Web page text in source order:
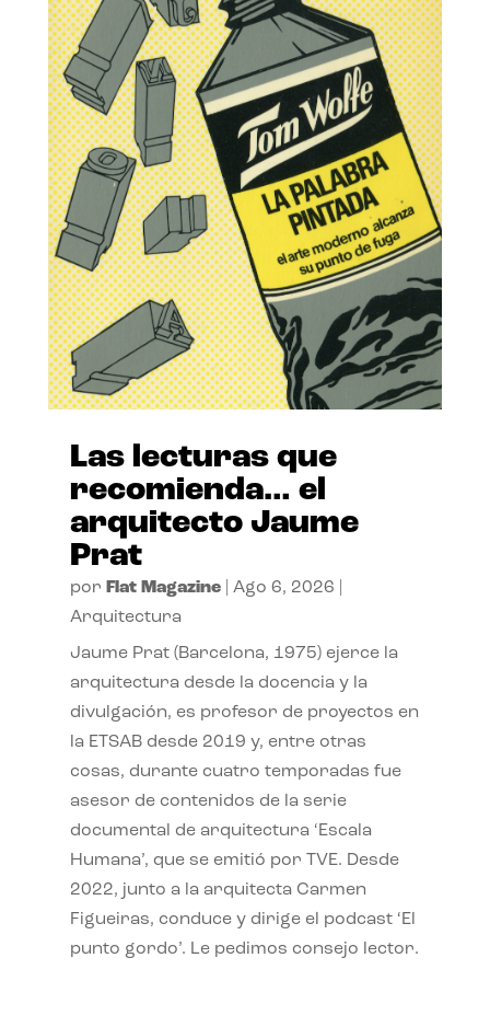
Las lecturas que
recomienda… el
arquitecto Jaume
Prat
por Flat Magazine| Ago 6, 2026
Arquitectura
Jaume Prat (Barcelona, 1975) ejerce la
arquitectura desde la docencia y la
divulgación, es profesor de proyectos en
la ETSAB desde 2019 y, entre otras
cosas, durante cuatro temporadas fue
asesor de contenidos de la serie
documental de arquitectura ‘Escala
Humana’, que se emitió por TVE. Desde
2022, junto a la arquitecta Carmen
Figueiras, conduce y dirige el podcast ‘El
punto gordo’. Le pedimos consejo lector.